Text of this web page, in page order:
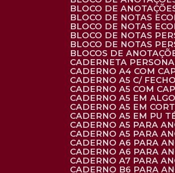
BLOCO DE
BLOCO DE NOTAS
BLOCO DE NOTAS
BLOCO DE NOTAS
BLOCO DE NOTAS
BLOCOS DE
CADERNETA
CADERNO A4 COM
CADERNO A5 C/
CADERNO A5 COM
CADERNO A5 EM
CADERNO A5 EM
CADERNO A5 EM PU
CADERNO A5 PARA
CADERNO A5 PARA
CADERNO A6 PARA
CADERNO A6 PARA
CADERNO A7 PARA
CADERNO B6 PARA